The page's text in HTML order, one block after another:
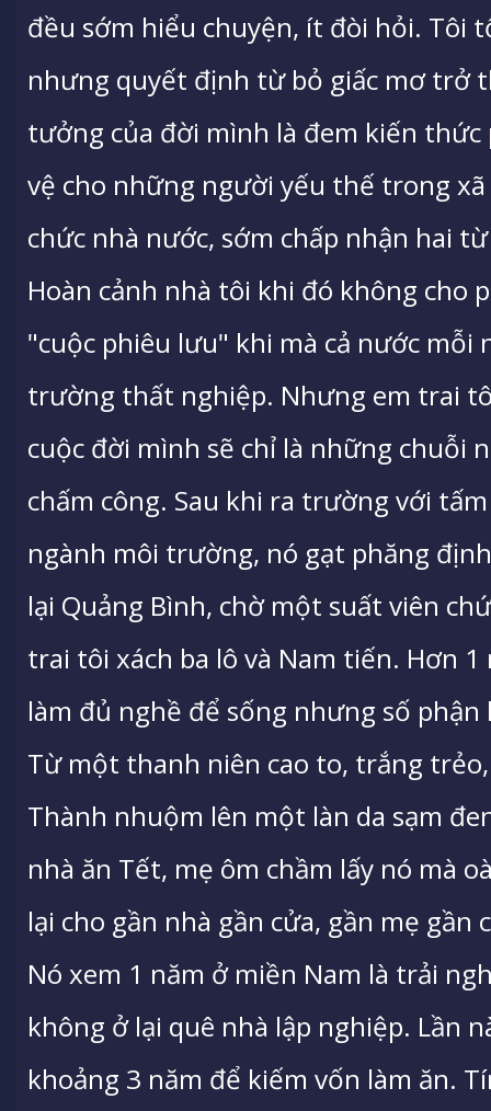
đều sớm hiểu chuyện, ít đòi hỏi. Tôi
nhưng quyết định từ bỏ giấc mơ trở
tưởng của đời mình là đem kiến
vệ cho những người yếu thế trong
chức nhà nước, sớm chấp nhận hai
Hoàn cảnh nhà tôi khi đó không cho
"cuộc phiêu lưu" khi mà cả nước mỗi
trường thất nghiệp. Nhưng em trai
cuộc đời mình sẽ chỉ là những chuỗi
chấm công. Sau khi ra trường với
ngành môi trường, nó gạt phăng
lại Quảng Bình, chờ một suất viên
trai tôi xách ba lô và Nam tiến. Hơn 1
làm đủ nghề để sống nhưng số
Từ một thanh niên cao to, trắng
Thành nhuộm lên một làn da sạm
nhà ăn Tết, mẹ ôm chầm lấy nó mà
lại cho gần nhà gần cửa, gần mẹ gần
Nó xem 1 năm ở miền Nam là trải
không ở lại quê nhà lập nghiệp. Lần
khoảng 3 năm để kiếm vốn làm ăn.